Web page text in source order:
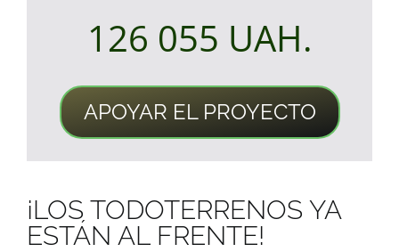
126 055 UAH.
APOYAR EL PROYECTO
¡LOS TODOTERRENOS YA
ESTÁN AL FRENTE!